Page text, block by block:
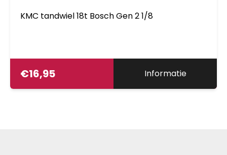
KMC tandwiel 18t Bosch Gen 2 1/8
€16,95 Informatie